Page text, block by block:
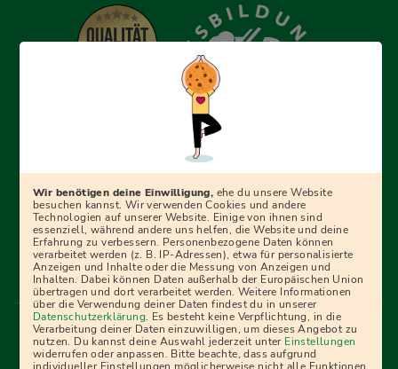
Erfolgreich bewerben mit Ausbildungspark: Wir
begleiten dich Schritt für Schritt bei deinem Start in den
Ratgebern und Prüfungspaketen, interaktiven
Videokursen und vielem mehr. Für alle, die was werden
wollen!
Menü Fußleiste
Impressum Bildquellen Presse
Mediadaten
Partner
AGB Datenschutz
Widerrufsbelehrung
Wir benötigen deine Einwilligung, ehe du unsere Website
besuchen kannst. Wir verwenden Cookies und andere
Technologien auf unserer Website. Einige von ihnen sind
essenziell, während andere uns helfen, die Website und deine
Erfahrung zu verbessern. Personenbezogene Daten können
verarbeitet werden (z. B. IP-Adressen), etwa für personalisierte
Anzeigen und Inhalte oder die Messung von Anzeigen und
Inhalten. Dabei können Daten außerhalb der Europäischen Union
übertragen und dort verarbeitet werden. Weitere Informationen
über die Verwendung deiner Daten findest du in unserer
Datenschutzerklärung. Es besteht keine Verpflichtung, in die
Verarbeitung deiner Daten einzuwilligen, um dieses Angebot zu
nutzen. Du kannst deine Auswahl jederzeit unter Einstellungen
widerrufen oder anpassen. Bitte beachte, dass aufgrund
individueller Einstellungen möglicherweise nicht alle Funktionen